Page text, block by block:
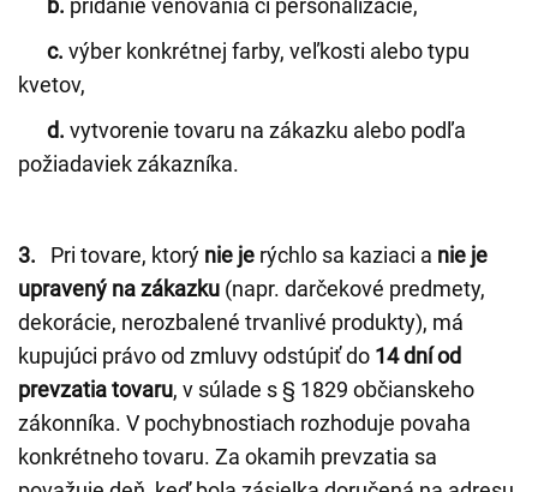
b. pridanie venovania či personalizácie,
c. výber konkrétnej farby, veľkosti alebo typu
kvetov,
d. vytvorenie tovaru na zákazku alebo podľa
požiadaviek zákazníka.
3. Pri tovare, ktorý nie je rýchlo sa kaziaci a nie je
upravený na zákazku (napr. darčekové predmety,
dekorácie, nerozbalené trvanlivé produkty), má
kupujúci právo od zmluvy odstúpiť do 14 dní od
prevzatia tovaru, v súlade s § 1829 občianskeho
zákonníka. V pochybnostiach rozhoduje povaha
konkrétneho tovaru. Za okamih prevzatia sa